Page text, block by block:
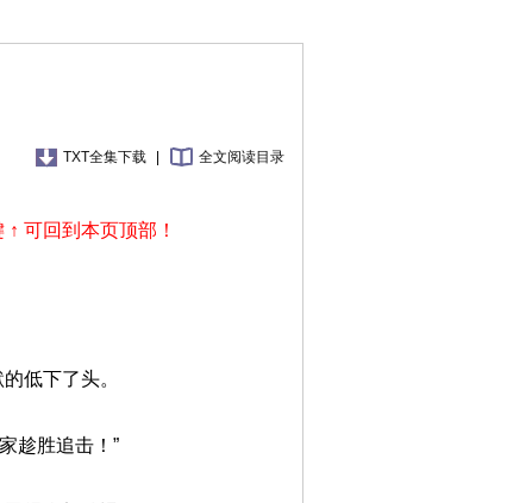
TXT全集下载 全文阅读目录
可回到本页顶部！
低下了头。
趁胜追击！”